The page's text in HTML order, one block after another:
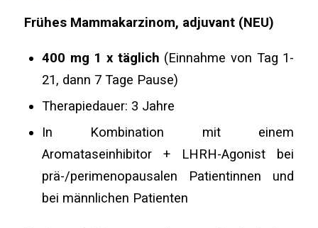
Frühes Mammakarzinom, adjuvant (NEU)
400 mg 1 x täglich (Einnahme von Tag 1-
21, dann 7 Tage Pause)
Therapiedauer: 3 Jahre
In Kombination mit einem
Aromataseinhibitor + LHRH-Agonist bei
prä-/perimenopausalen Patientinnen und
bei männlichen Patienten